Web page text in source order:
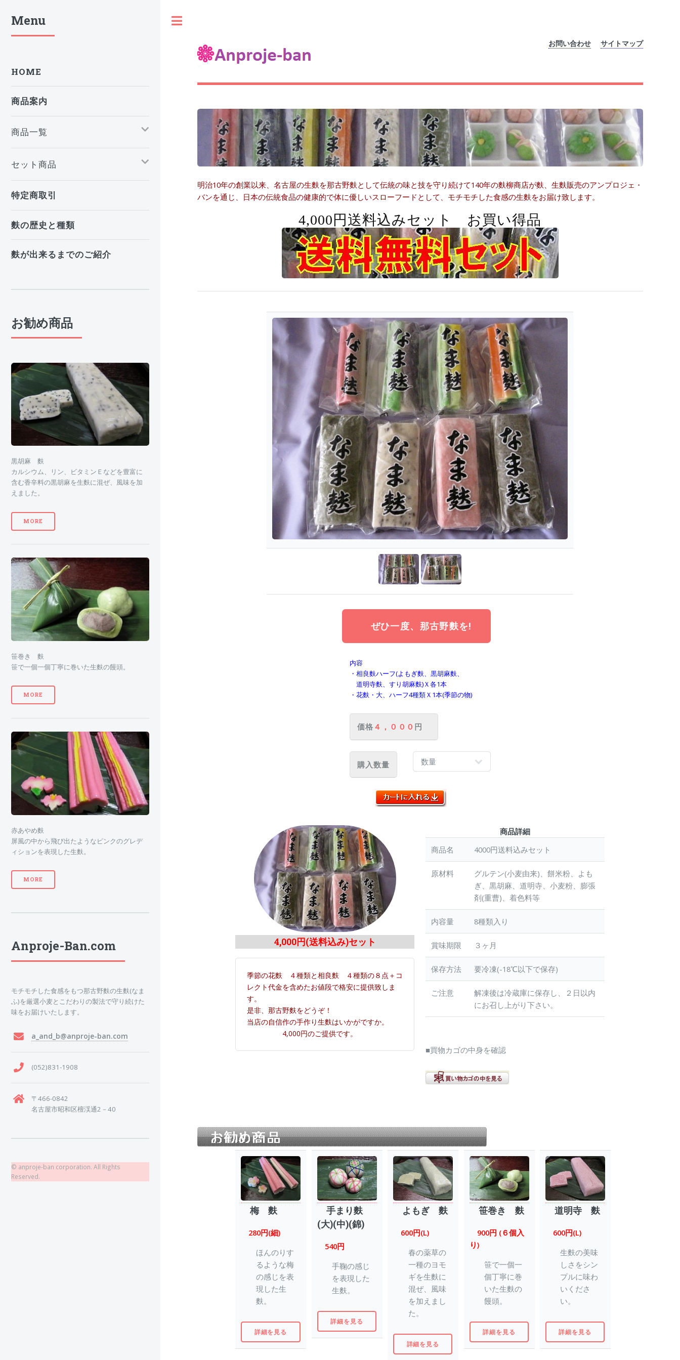
お問い合わせ サイトマップ
明治10年の創業以来、名古屋の生麩を那古野麩として伝統の味と技を守り続けて140年の麩柳商店が麩、生麩販売のアンプロジェ・
バンを通じ、日本の伝統食品の健康的で体に優しいスローフードとして、モチモチした食感の生麩をお届け致します。
4,000円送料込みセット お買い得品
ぜひ一度、那古野麩を!
内容
・相良麩ハーフ(よもぎ麩、黒胡麻麩、
道明寺麩、すり胡麻麩)Ｘ各1本
・花麩・大、ハーフ4種類Ｘ1本(季節の物)
価格 ４，０００ 円
購入数量
4,000円(送料込み)セット
季節の花麩 ４種類と相良麩 ４種類の８点＋コ
レクト代金を含めたお値段で格安に提供致しま
す。
是非、那古野麩をどうぞ！
当店の自信作の手作り生麩はいかがですか。
4,000円のご提供です。
商品詳細
商品名
4000円送料込みセット
原材料
グルテン(小麦由来)、餅米粉、よも
ぎ、黒胡麻、道明寺、小麦粉、膨張
剤(重曹)、着色料等
内容量 8種類入り
賞味期限 ３ヶ月
保存方法 要冷凍(-18℃以下で保存)
ご注意
解凍後は冷蔵庫に保存し、２日以内
にお召し上がり下さい。
■買物カゴの中身を確認
梅 麩
280円(細)
ほんのりす
るような梅
の感じを表
現した生
麩。
詳細を見る
手まり麩
(大)(中)(錦)
540円
手鞠の感じ
を表現した
生麩。
詳細を見る
よもぎ 麩
600円(L)
春の薬草の
一種のヨモ
ギを生麩に
混ぜ、風味
を加えまし
た。
詳細を見る
笹巻き 麩
900円 (６個入
り)
笹で一個一
個丁寧に巻
いた生麩の
饅頭。
詳細を見る
道明寺 麩
600円(L)
生麩の美味
しさをシン
プルに味わ
いくださ
い。
詳細を見る
Menu
HOME
商品案内
商品一覧
セット商品
特定商取引
麩の歴史と種類
麩が出来るまでのご紹介
お勧め商品
黒胡麻 麩
カルシウム、リン、ビタミンＥなどを豊富に
含む香辛料の黒胡麻を生麩に混ぜ、風味を加
えました。
MORE
笹巻き 麩
笹で一個一個丁寧に巻いた生麩の饅頭。
MORE
赤あやめ麩
屏風の中から飛び出たようなピンクのグレデ
ィションを表現した生麩。
MORE
Anproje-Ban.com
モチモチした食感をもつ那古野麩の生麩(なま
ふ)を厳選小麦とこだわりの製法で守り続けた
味をお届けいたします。
a_and_b@anproje-ban.com
(052)831-1908
〒466-0842
名古屋市昭和区檀渓通2－40
© anproje-ban corporation. All Rights
Reserved.